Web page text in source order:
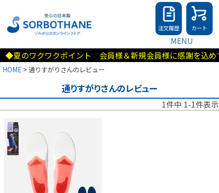
注文履歴 カート
MENU
のワクワクポイント 会員様＆新規会員様に感謝を込め
HOME 通りすがりさんのレビュー
通りすがりさんのレビュー
1件中 1-1件表示